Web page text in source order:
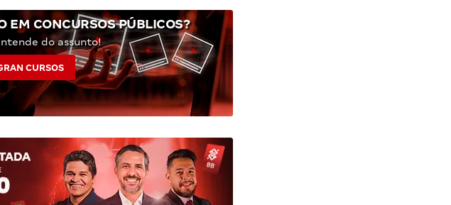
EM CONCURSOS PÚBLICOS?
do assunto!
CURSOS